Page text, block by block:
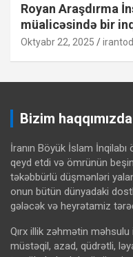
Royan Araşdırma
müalicəsində bir
Oktyabr 22, 2025
Bizim haqqımızda
İranın Böyük İslam İnqilabı
qeyd etdi və ömrünün
təkəbbürlü düşmənləri
onun bütün dünyadaki
gələcək və heyrətamiz
Qırx illik zəhmətin məhsulu
müstəqil, azad, qüdrətli,